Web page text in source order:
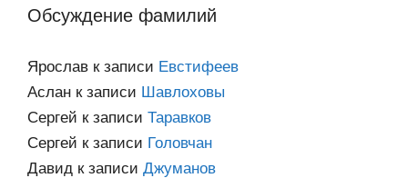
Обсуждение фамилий
Ярослав к записи Евстифеев
Аслан к записи Шавлоховы
Сергей к записи Таравков
Сергей к записи Головчан
Давид к записи Джуманов